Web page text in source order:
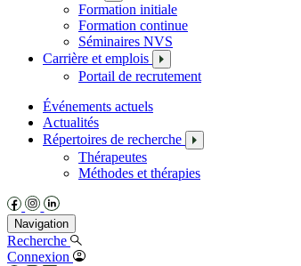
Formation initiale
Formation continue
Séminaires NVS
Carrière et emplois
Portail de recrutement
Événements actuels
Actualités
Répertoires de recherche
Thérapeutes
Méthodes et thérapies
Navigation
Recherche
Connexion